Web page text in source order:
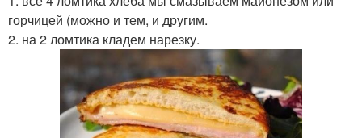
горчицей (можно и тем, и другим.
2. на 2 ломтика кладем нарезку.